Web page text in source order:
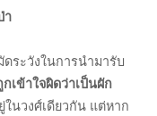
า
ระวังในการนำมารับ
เข้าใจผิดว่าเป็นผัก
ในวงศ์เดียวกัน แต่หาก